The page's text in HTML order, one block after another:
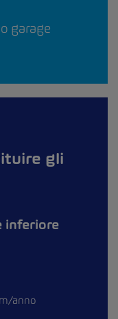
garage
gli
inferiore
anno